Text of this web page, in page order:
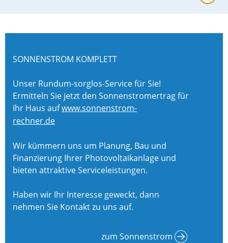
SONNENSTROM KOMPLETT
Unser Rundum-sorglos-Service für Sie!
Ermitteln Sie jetzt den Sonnenstromertrag für
Ihr Haus aufwww.sonnenstrom-
rechner.de
Wir kümmern uns um Planung, Bau und
Finanzierung Ihrer Photovoltaikanlage und
bieten attraktive Serviceleistungen.
Haben wir Ihr Interesse geweckt, dann
nehmen Sie Kontakt zu uns auf.
zum Sonnenstrom